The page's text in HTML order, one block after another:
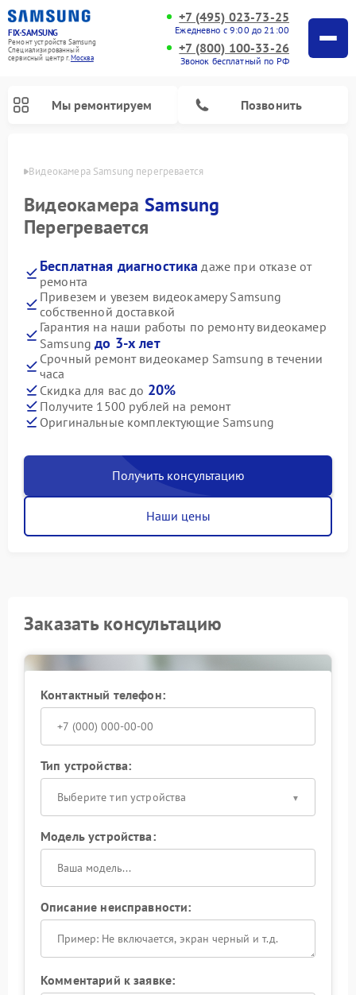
FIX-SAMSUNG
Ремонт устройств Samsung
Специализированный
cервисный центр г.Москва
+7 (495) 023-73-25
Ежедневно с 9:00 до 21:00
+7 (800) 100-33-26
Звонок бесплатный по РФ
Мы ремонтируем Позвонить
Видеокамера Samsung перегревается
Видеокамера Samsung
Перегревается
Бесплатная диагностика даже при отказе от
ремонта
Привезем и увезем видеокамеру Samsung
собственной доставкой
Гарантия на наши работы по ремонту видеокамер
Samsungдо 3-х лет
Срочный ремонт видеокамер Samsung в течении
часа
Скидка для вас до 20%
Получите 1500 рублей на ремонт
Оригинальные комплектующие Samsung
Получить консультацию
Наши цены
Заказать консультацию
Контактный телефон:
Тип устройства:
Выберите тип устройства
Модель устройства:
Описание неисправности:
Комментарий к заявке: